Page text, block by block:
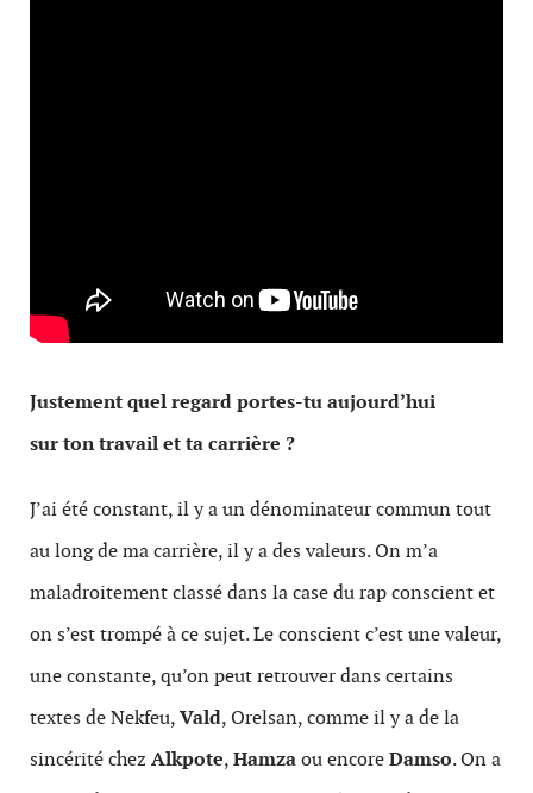
Justement quel regard portes-tu aujourd’hui
sur ton travail et ta carrière ?
J’ai été constant, il y a un dénominateur commun tout
au long de ma carrière, il y a des valeurs. On m’a
maladroitement classé dans la case du rap conscient et
on s’est trompé à ce sujet. Le conscient c’est une valeur,
une constante, qu’on peut retrouver dans certains
textes de Nekfeu,Vald, Orelsan, comme il y a de la
sincérité chez Alkpote,Hamzaou encoreDamso. On a